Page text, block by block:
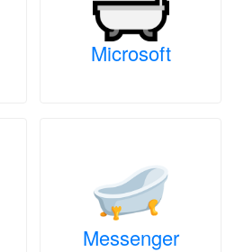
Microsoft
Messenger